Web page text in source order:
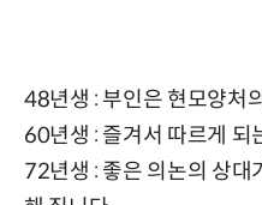
48년생 : 부인은 현모양처
60년생 : 즐겨서 따르게 되
72년생 : 좋은 의논의 상대